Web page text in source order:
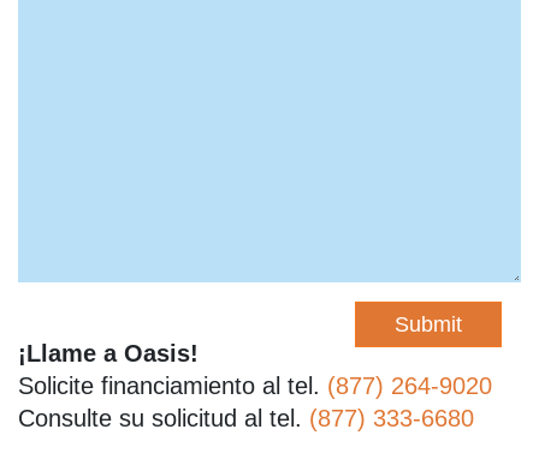
¡Llame a Oasis!
Solicite financiamiento al tel. (877) 264-9020
Consulte su solicitud al tel. (877) 333-6680